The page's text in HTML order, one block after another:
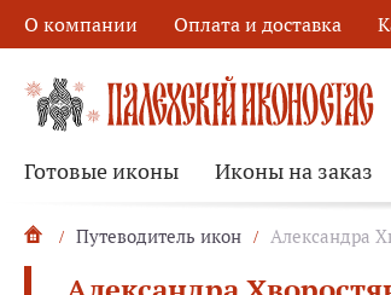
О компании Оплата и доставка
Готовые иконы Иконы на заказ
Путеводитель икон Александра